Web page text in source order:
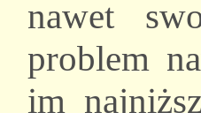
nawet
problem
im